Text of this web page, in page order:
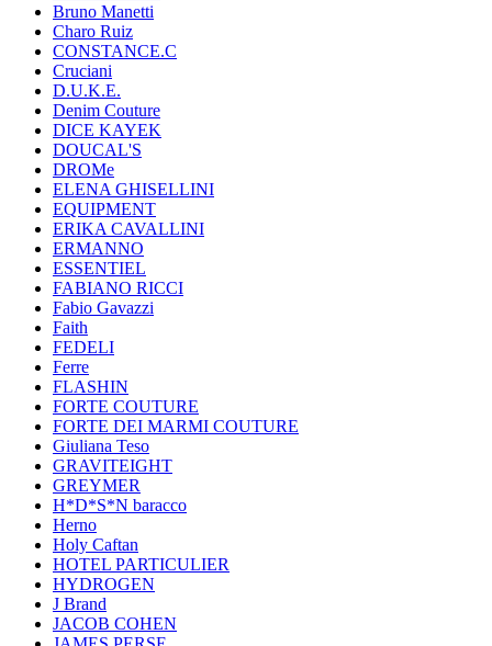
Bruno Manetti
Charo Ruiz
CONSTANCE.C
Cruciani
D.U.K.E.
Denim Couture
DICE KAYEK
DOUCAL'S
DROMe
ELENA GHISELLINI
EQUIPMENT
ERIKA CAVALLINI
ERMANNO
ESSENTIEL
FABIANO RICCI
Fabio Gavazzi
Faith
FEDELI
Ferre
FLASHIN
FORTE COUTURE
FORTE DEI MARMI COUTURE
Giuliana Teso
GRAVITEIGHT
GREYMER
H*D*S*N baracco
Herno
Holy Caftan
HOTEL PARTICULIER
HYDROGEN
J Brand
JACOB COHEN